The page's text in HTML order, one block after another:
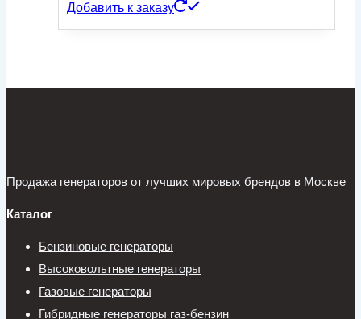
Добавить к заказу
Продажа генераторов от лучших мировых брендов в Москве
Каталог
Бензиновые генераторы
Высоковольтные генераторы
Газовые генераторы
Гибридные генераторы газ-бензин